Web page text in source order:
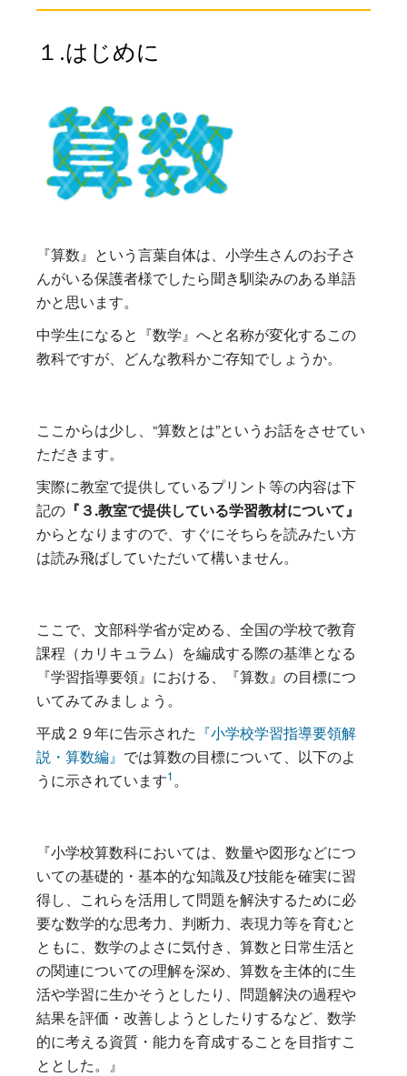
１.はじめに
『算数』という言葉自体は、小学生さんのお子さ
んがいる保護者様でしたら聞き馴染みのある単語
かと思います。
中学生になると『数学』へと名称が変化するこの
教科ですが、どんな教科かご存知でしょうか。
ここからは少し、“算数とは”というお話をさせてい
ただきます。
実際に教室で提供しているプリント等の内容は下
記の 『３.教室で提供している学習教材について』
からとなりますので、すぐにそちらを読みたい方
は読み飛ばしていただいて構いません。
ここで、文部科学省が定める、全国の学校で教育
課程（カリキュラム）を編成する際の基準となる
『学習指導要領』における、『算数』の目標につ
いてみてみましょう。
平成２９年に告示された 『小学校学習指導要領解
説・算数編』 では算数の目標について、以下のよ
うに示されています1。
『小学校算数科においては、数量や図形などにつ
いての基礎的・基本的な知識及び技能を確実に習
得し、これらを活用して問題を解決するために必
要な数学的な思考力、判断力、表現力等を育むと
ともに、数学のよさに気付き、算数と日常生活と
の関連についての理解を深め、算数を主体的に生
活や学習に生かそうとしたり、問題解決の過程や
結果を評価・改善しようとしたりするなど、数学
的に考える資質・能力を育成することを目指すこ
ととした。』